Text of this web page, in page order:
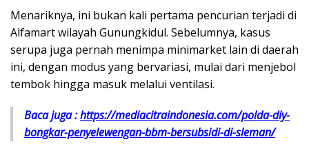
Menariknya, ini bukan kali pertama pencurian terjadi di
Alfamart wilayah Gunungkidul. Sebelumnya, kasus
serupa juga pernah menimpa minimarket lain di daerah
ini, dengan modus yang bervariasi, mulai dari menjebol
tembok hingga masuk melalui ventilasi.
Baca juga :https://mediacitraindonesia.com/polda-diy-
bongkar-penyelewengan-bbm-bersubsidi-di-sleman/